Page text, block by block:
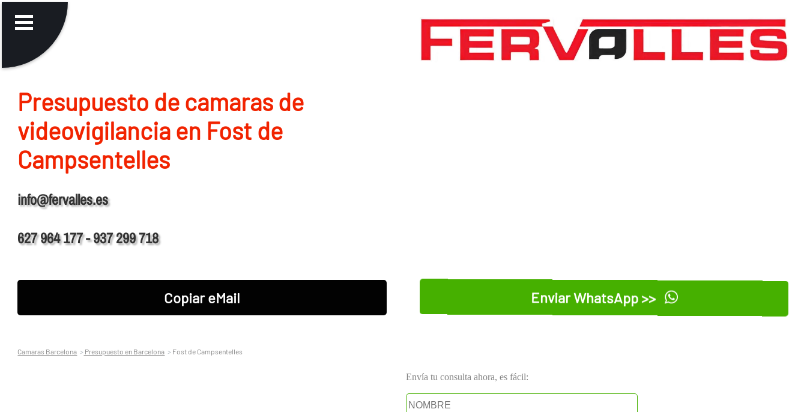
Presupuesto de camaras de
videovigilancia en Fost de
Campsentelles
info@fervalles.es
627 964 177 - 937 299 718
Copiar eMail Enviar WhatsApp >>
Camaras Barcelona Presupuesto en Barcelona Fost de Campsentelles
Envía tu consulta ahora, es fácil: